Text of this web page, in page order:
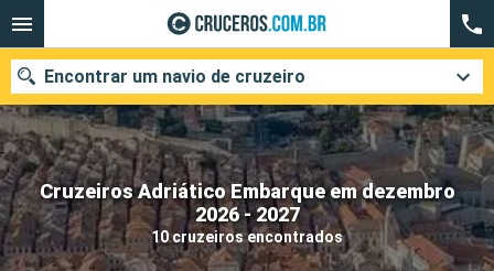
Cruzeiros Adriático Embarque em dezembro
2026 - 2027
10 cruzeiros encontrados
Encontrar um navio de cruzeiro
Quando ir?
Data de partida